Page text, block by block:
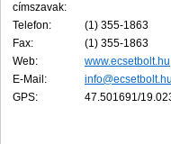
címszavak:
Telefon:
(1) 355-1863
Fax:
(1) 355-1863
Web:
www.ecsetbolt.hu
E-Mail:
info@ecsetbolt.hu
GPS:
47.501691/